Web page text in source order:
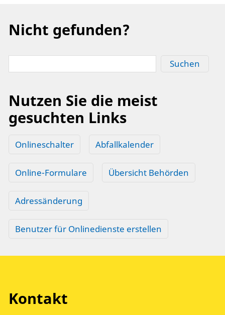
Nicht gefunden?
Suchen
Nutzen Sie die meist
gesuchten Links
Onlineschalter Abfallkalender
Online-Formulare Übersicht Behörden
Adressänderung
Benutzer für Onlinedienste erstellen
Kontakt